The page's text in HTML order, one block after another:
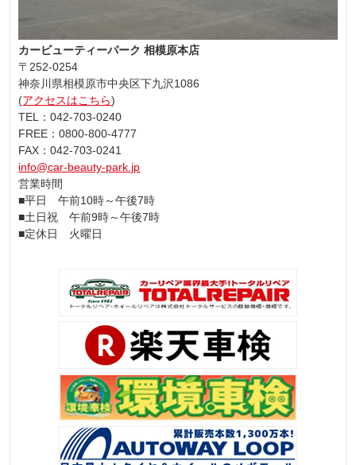
カービューティーパーク 相模原本店
〒252-0254
神奈川県相模原市中央区下九沢1086
(アクセスはこちら)
TEL：042-703-0240
FREE：0800-800-4777
FAX：042-703-0241
info@car-beauty-park.jp
営業時間
■平日 午前10時～午後7時
■土日祝 午前9時～午後7時
■定休日 火曜日